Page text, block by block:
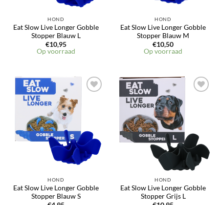
HOND
Eat Slow Live Longer Gobble
Stopper Blauw L
€10,95
Op voorraad
HOND
Eat Slow Live Longer Gobble
Stopper Blauw M
€10,50
Op voorraad
Toevoegen
verlanglijst
HOND
Eat Slow Live Longer Gobble
Stopper Blauw S
Toevoegen
verlanglijst
HOND
Eat Slow Live Longer Gobble
Stopper Grijs L